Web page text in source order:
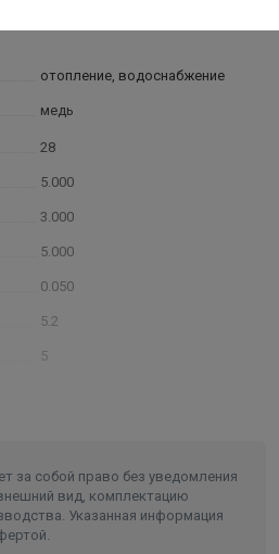
отопление, водоснабжение
медь
28
5.000
3.000
5.000
0.050
5.2
5
за собой право без уведомления
вид, комплектацию
Указанная информация